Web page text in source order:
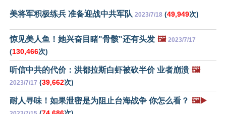
美将军积极练兵 准备迎战中共军队 2023/7/18 (49,949次)
惊见美人鱼！她兴奋目睹"骨骸"还有头发 🖼️ 2023/7/17
(130,466次)
听信中共的代价：洪都拉斯白虾被砍半价 业者崩溃 🖼️
2023/7/17 (39,662次)
耐人寻味！如果泄密是为阻止台海战争 你怎么看？ 🖼️▶️